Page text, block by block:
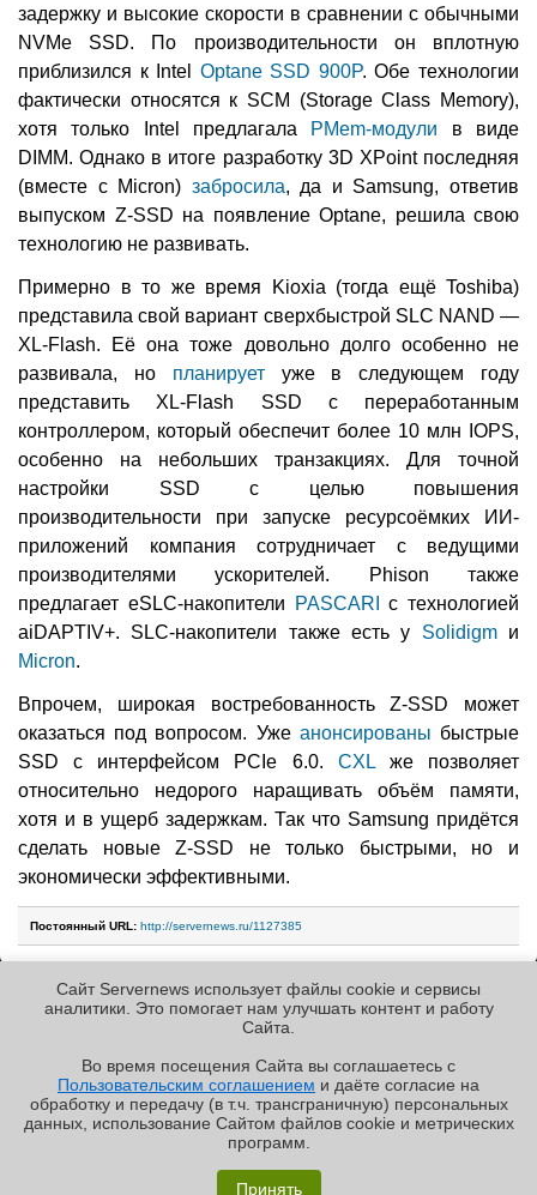
«Графиня»: как Grafana, только лучше?
✖
задержку и высокие скорости в сравнении с обычными
NVMe SSD. По производительности он вплотную
приблизился к Intel Optane SSD 900P. Обе технологии
фактически относятся к SCM (Storage Class Memory),
хотя только Intel предлагала PMem-модули в виде
DIMM. Однако в итоге разработку 3D XPoint последняя
(вместе с Micron) забросила, да и Samsung, ответив
выпуском Z-SSD на появление Optane, решила свою
технологию не развивать.
Примерно в то же время Kioxia (тогда ещё Toshiba)
представила свой вариант сверхбыстрой SLC NAND —
XL-Flash. Её она тоже довольно долго особенно не
развивала, но планируетуже в следующем году
представить XL-Flash SSD с переработанным
контроллером, который обеспечит более 10 млн IOPS,
особенно на небольших транзакциях. Для точной
настройки SSD с целью повышения
производительности при запуске ресурсоёмких ИИ-
приложений компания сотрудничает с ведущими
производителями ускорителей. Phison также
предлагает eSLC-накопители
PASCARI
с технологией
aiDAPTIV+. SLC-накопители также есть у Solidigmи
Micron.
Впрочем, широкая востребованность Z-SSD может
оказаться под вопросом. Уже анонсированы быстрые
SSD с интерфейсом PCIe 6.0. CXLже позволяет
относительно недорого наращивать объём памяти,
хотя и в ущерб задержкам. Так что Samsung придётся
сделать новые Z-SSD не только быстрыми, но и
экономически эффективными.
Постоянный URL: http://servernews.ru/1127385
Следующие новости »
РЕКЛАМА • ООО «ЛАБОРАТОРИЯ ЧИСЛИТЕЛЬ»
Copyright ©2010-2026
Servernews.Пользовательское
соглашение
/var/contact
Сайт Servernews использует файлы cookie и сервисы
аналитики. Это помогает нам улучшать контент и работу
Cайта.
Во время посещения Cайта вы соглашаетесь с
Пользовательским соглашением и даёте согласие на
обработку и передачу (в т.ч. трансграничную) персональных
данных, использование Cайтом файлов cookie и метрических
программ.
Принять